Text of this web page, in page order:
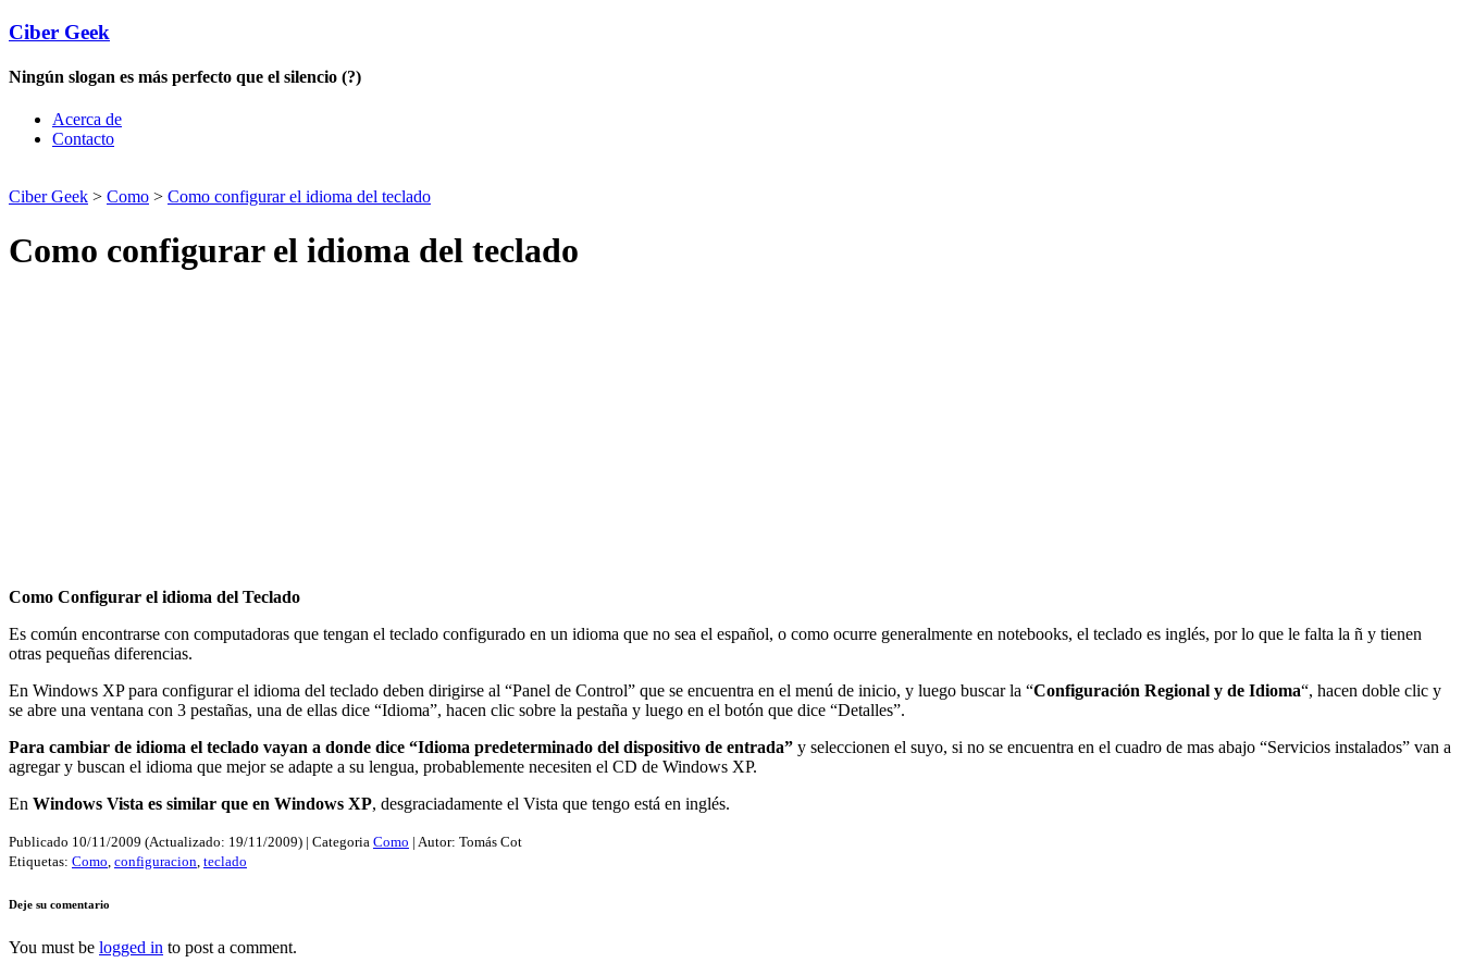
Ciber Geek
Ningún slogan es más perfecto que el silencio (?)
Acerca de
Contacto
Ciber Geek > Como > Como configurar el idioma del teclado
Como configurar el idioma del teclado
Como Configurar el idioma del Teclado
Es común encontrarse con computadoras que tengan el teclado configurado en un idioma que no sea el español, o como ocurre generalmente en notebooks, el teclado es inglés, por lo que le falta la ñ y tienen
otras pequeñas diferencias.
En Windows XP para configurar el idioma del teclado deben dirigirse al “Panel de Control” que se encuentra en el menú de inicio, y luego buscar la “Configuración Regional y de Idioma“, hacen doble clic y
se abre una ventana con 3 pestañas, una de ellas dice “Idioma”, hacen clic sobre la pestaña y luego en el botón que dice “Detalles”.
Para cambiar de idioma el teclado vayan a donde dice “Idioma predeterminado del dispositivo de entrada” y seleccionen el suyo, si no se encuentra en el cuadro de mas abajo “Servicios instalados” van a
agregar y buscan el idioma que mejor se adapte a su lengua, probablemente necesiten el CD de Windows XP.
En Windows Vista es similar que en Windows XP, desgraciadamente el Vista que tengo está en inglés.
Publicado 10/11/2009 (Actualizado: 19/11/2009) | Categoria Como | Autor: Tomás Cot
Etiquetas: Como, configuracion, teclado
Deje su comentario
You must be logged in to post a comment.